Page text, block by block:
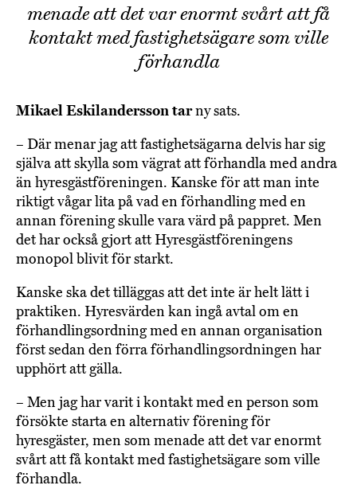
menade att det var enormt svårt att få
kontakt med fastighetsägare som ville
förhandla
Mikael Eskilandersson tarny sats.
– Där menar jag att fastighetsägarna delvis har sig
själva att skylla som vägrat att förhandla med andra
än hyresgästföreningen. Kanske för att man inte
riktigt vågar lita på vad en förhandling med en
annan förening skulle vara värd på pappret. Men
det har också gjort att Hyresgästföreningens
monopol blivit för starkt.
Kanske ska det tilläggas att det inte är helt lätt i
praktiken. Hyresvärden kan ingå avtal om en
förhandlingsordning med en annan organisation
först sedan den förra förhandlingsordningen har
upphört att gälla.
– Men jag har varit i kontakt med en person som
försökte starta en alternativ förening för
hyresgäster, men som menade att det var enormt
svårt att få kontakt med fastighetsägare som ville
förhandla.